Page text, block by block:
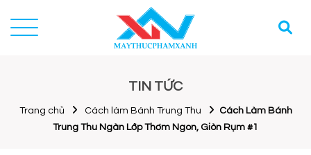
TIN TỨC
Trang chủ Cách làm Bánh Trung Thu
Cách Làm Bánh
Trung Thu Ngàn Lớp Thơm Ngon, Giòn Rụm #1